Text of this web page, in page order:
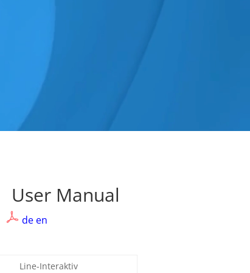
User Manual
de en
Line-Interaktiv